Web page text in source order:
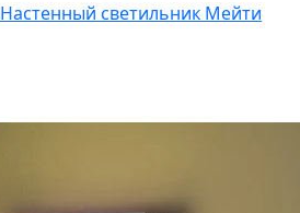
Настенный светильник Мейти